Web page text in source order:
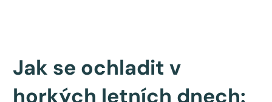
Jak se ochladit v
horkých letních dnech: